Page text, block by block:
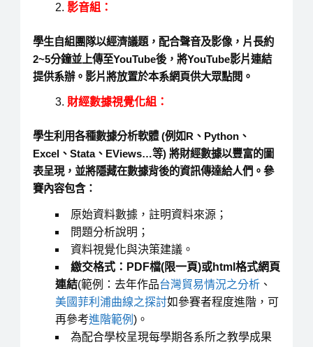
影音組：
學生自組團隊以經濟議題，配合聲音及影像，片長約
2~5分鐘並上傳至YouTube後，將YouTube影片連結
提供系辦。影片將放置於本系網頁供大眾點閱。
財經數據視覺化組：
學生利用各種數據分析軟體 (例如R、Python、
Excel、Stata、EViews…等) 將財經數據以豐富的圖
表呈現，並將隱藏在數據背後的資訊傳達給人們。參
賽內容包含：
原始資料數據，註明資料來源；
問題分析說明；
資料視覺化與決策建議。
繳交格式：PDF檔(限一頁)或html格式網頁
連結(範例：去年作品台灣貿易情況之分析、
美國菲利浦曲線之探討如參賽者程度進階，可
再參考進階範例 )。
為配合學校呈現每學期各系所之教學成果